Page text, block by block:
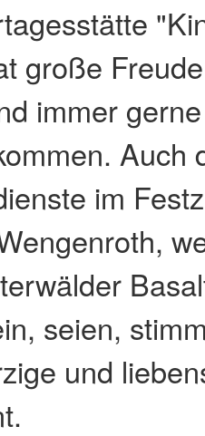
große
immer
Auch
im
seien,
und